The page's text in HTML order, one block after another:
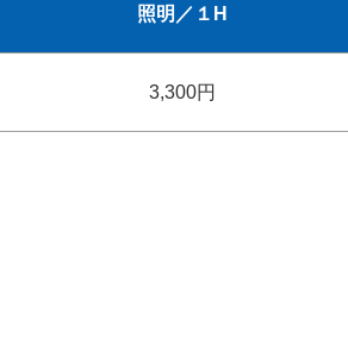
照明／１H
3,300円